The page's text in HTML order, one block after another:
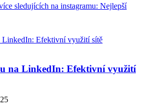
sledujících na instagramu: Nejlepší
na LinkedIn: Efektivní využití